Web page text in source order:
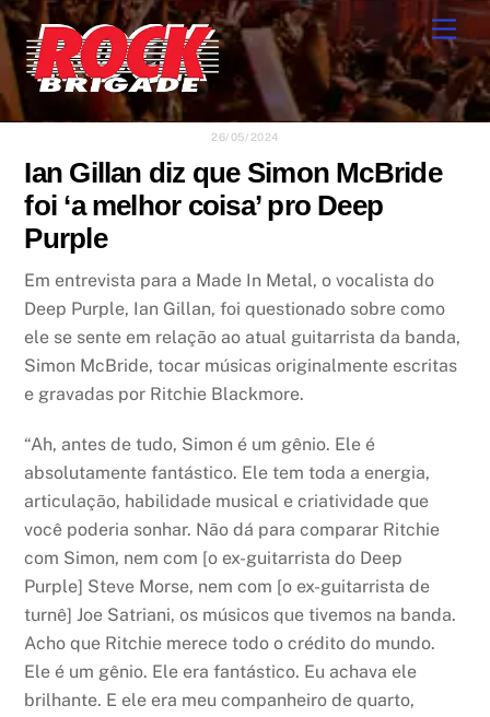
Skip
to
content
26/05/2024
Ian Gillan diz que Simon McBride
foi ‘a melhor coisa’ pro Deep
Purple
Em entrevista para a Made In Metal, o vocalista do
Deep Purple, Ian Gillan, foi questionado sobre como
ele se sente em relação ao atual guitarrista da banda,
Simon McBride, tocar músicas originalmente escritas
e gravadas por Ritchie Blackmore.
“Ah, antes de tudo, Simon é um gênio. Ele é
absolutamente fantástico. Ele tem toda a energia,
articulação, habilidade musical e criatividade que
você poderia sonhar. Não dá para comparar Ritchie
com Simon, nem com [o ex-guitarrista do Deep
Purple] Steve Morse, nem com [o ex-guitarrista de
turnê] Joe Satriani, os músicos que tivemos na banda.
Acho que Ritchie merece todo o crédito do mundo.
Ele é um gênio. Ele era fantástico. Eu achava ele
brilhante. E ele era meu companheiro de quarto,